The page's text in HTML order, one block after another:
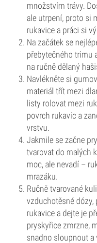
množstvím trávy.
ale utrpení, proto si
rukavice a práci si
Na začátek se
přebytečného trimu
na ručně dělaný
Navlékněte si
materiál třít mezi
listy rolovat mezi
povrch rukavic a
vrstvu.
Jakmile se začne
tvarovat do malých
moc, ale nevadí –
mrazáku.
Ručně tvarované
vzduchotěsné
rukavice a dejte je
pryskyřice zmrzne,
snadno sloupnout a